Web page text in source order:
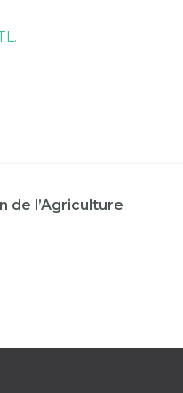
de l’Agriculture